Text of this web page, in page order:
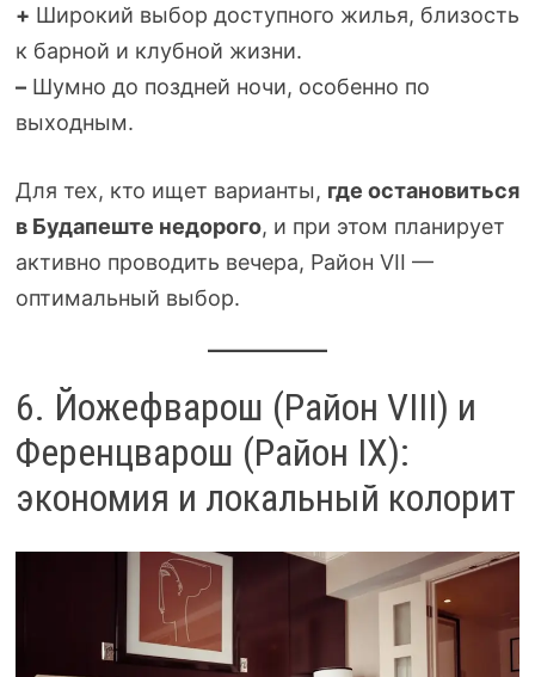
+ Широкий выбор доступного жилья, близость
к барной и клубной жизни.
–Шумно до поздней ночи, особенно по
выходным.
Для тех, кто ищет варианты, где остановиться
в Будапеште недорого, и при этом планирует
активно проводить вечера, Район VII —
оптимальный выбор.
6. Йожефварош (Район VIII) и
Ференцварош (Район IX):
экономия и локальный колорит